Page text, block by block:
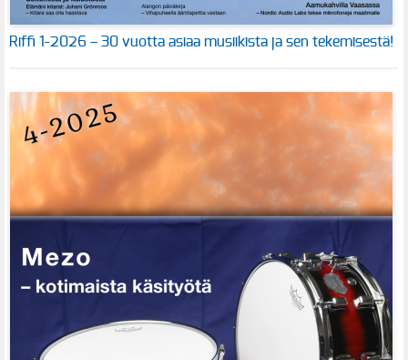
Riffi 1-2026 – 30 vuotta asiaa musiikista ja sen tekemisestä!